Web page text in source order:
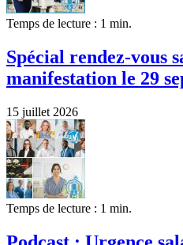
Temps de lecture : 1 min.
Spécial rendez-vous
manifestation le 29
15 juillet 2026
Temps de lecture : 1 min.